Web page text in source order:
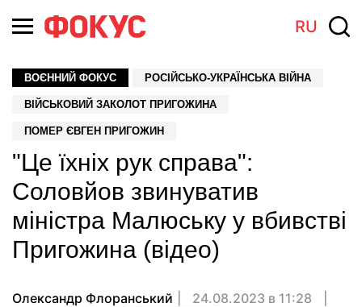
RU
ВОЄННИЙ ФОКУС РОСІЙСЬКО-УКРАЇНСЬКА ВІЙНА
ВІЙСЬКОВИЙ ЗАКОЛОТ ПРИГОЖИНА
ПОМЕР ЄВГЕН ПРИГОЖИН
"Це їхніх рук справа":
Соловйов звинуватив
міністра Малюську у вбивстві
Пригожина (відео)
Олександр Флоранський
24.08.2023 в 11:28